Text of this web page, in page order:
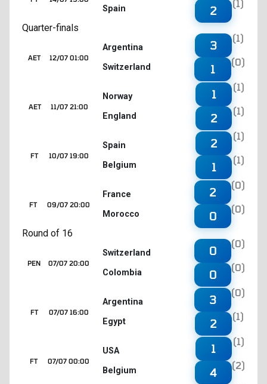
Spain 2
(1)
Quarter-finals
12/07 01:00
AET
Argentina
Switzerland
3
(1)
1
(0)
11/07 21:00
AET
Norway
England
1
(1)
2
(1)
10/07 19:00
FT
Spain
Belgium
2
(1)
1
(1)
09/07 20:00
FT
France
Morocco
2
(0)
0
(0)
Round of 16
07/07 20:00
PEN
Switzerland
Colombia
0
(0)
0
(0)
07/07 16:00
FT
Argentina
Egypt
3
(0)
2
(1)
07/07 00:00
FT
USA
Belgium
1
(1)
4
(2)